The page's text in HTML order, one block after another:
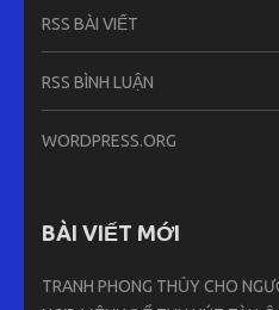
RSS BÀI VIẾT
RSS BÌNH LUẬN
WORDPRESS.ORG
BÀI VIẾT MỚI
TRANH PHONG THỦY CHO